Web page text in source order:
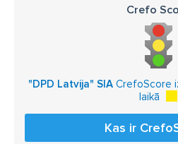
Crefo
"DPD Latvija" SIA CrefoScore
laikā
Kas ir